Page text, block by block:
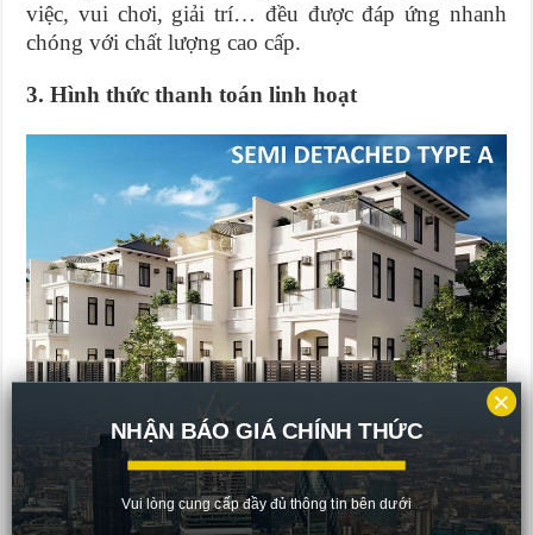
việc, vui chơi, giải trí… đều được đáp ứng nhanh
chóng với chất lượng cao cấp.
3. Hình thức thanh toán linh hoạt
Thiết kế đa dạng với nhiều phương thức thanh toán linh hoạt
NHẬN BÁO GIÁ CHÍNH THỨC
Vui lòng cung cấp đầy đủ thông tin bên dưới
×